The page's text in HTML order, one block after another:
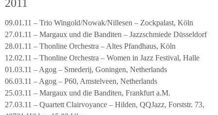
2011
09.01.11 – Trio Wingold/Nowak/Nillesen – Zockpalast, Köln
27.01.11 – Margaux und die Banditen – Jazzschmiede Düsseldorf
28.01.11 – Thonline Orchestra – Altes Pfandhaus, Köln
12.02.11 – Thonline Orchestra – Women in Jazz Festival, Halle
01.03.11 – Agog – Smederij, Goningen, Netherlands
06.03.11 – Agog – P60, Amstelveen, Netherlands
25.03.11 – Margaux und die Banditen, Frankfurt a.M.
27.03.11 – Quartett Clairvoyance – Hilden, QQJazz, Forststr. 73,